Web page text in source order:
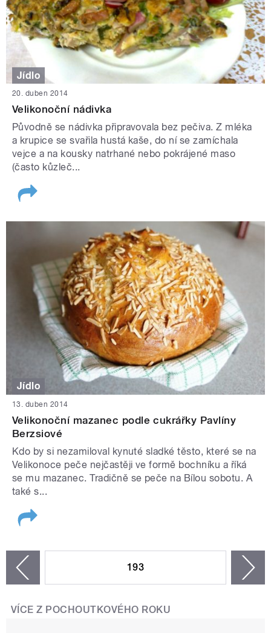
Jídlo
20. duben 2014
Velikonoční nádivka
Původně se nádivka připravovala bez pečiva. Z mléka
a krupice se svařila hustá kaše, do ní se zamíchala
vejce a na kousky natrhané nebo pokrájené maso
(často kůzleč...
Jídlo
13. duben 2014
Velikonoční mazanec podle cukrářky Pavlíny
Berzsiové
Kdo by si nezamiloval kynuté sladké těsto, které se na
Velikonoce peče nejčastěji ve formě bochníku a říká
se mu mazanec. Tradičně se peče na Bílou sobotu. A
také s...
193
VÍCE Z POCHOUTKOVÉHO ROKU